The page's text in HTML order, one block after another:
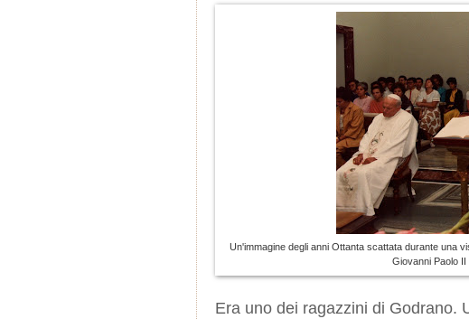
Un'immagine degli anni Ottanta scattata durante una
Giovanni Paolo
Era uno dei ragazzini di Godrano.